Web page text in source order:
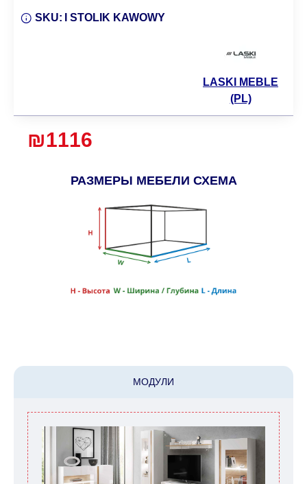
РАЗМЕРЫ МЕБЕЛИ СХЕМА
₪1116
SKU: I STOLIK KAWOWY
LASKI MEBLE
(PL)
МОДУЛИ